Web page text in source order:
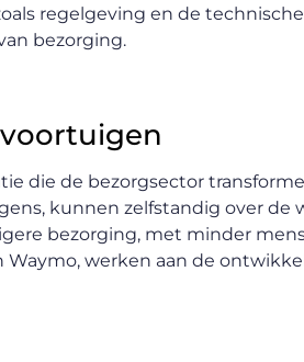
regelgeving en de
bezorging.
die de bezorgsector
kunnen zelfstandig over
bezorging, met minder
Waymo, werken aan de